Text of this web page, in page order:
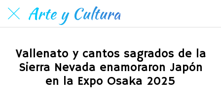
Arte y Cultura
Vallenato y cantos sagrados de la
Sierra Nevada enamoraron Japón
en la Expo Osaka 2025